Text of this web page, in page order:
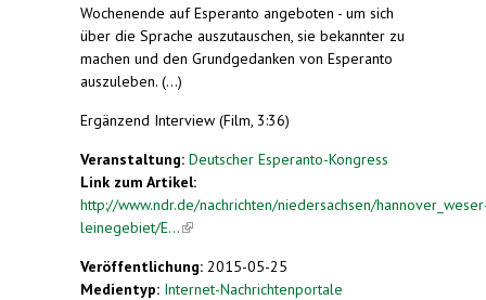
Wochenende auf Esperanto angeboten - um sich
über die Sprache auszutauschen, sie bekannter zu
machen und den Grundgedanken von Esperanto
auszuleben. (...)
Ergänzend Interview (Film, 3:36)
Veranstaltung: Deutscher Esperanto-Kongress
Link zum Artikel:
http://www.ndr.de/nachrichten/niedersachsen/
leinegebiet/E...(link is external)
Veröffentlichung: 2015-05-25
Medientyp: Internet-Nachrichtenportale